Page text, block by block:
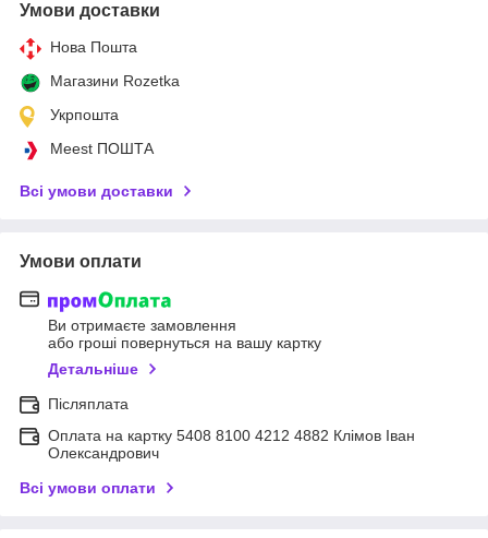
Умови доставки
Нова Пошта
Магазини Rozetka
Укрпошта
Meest ПОШТА
Всі умови доставки
Умови оплати
Ви отримаєте замовлення
або гроші повернуться на вашу картку
Детальніше
Післяплата
Оплата на картку 5408 8100 4212 4882 Клімов Іван
Олександрович
Всі умови оплати